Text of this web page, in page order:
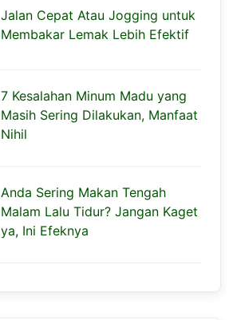
Jalan Cepat Atau Jogging untuk
Membakar Lemak Lebih Efektif
7 Kesalahan Minum Madu yang
Masih Sering Dilakukan, Manfaat
Nihil
Anda Sering Makan Tengah
Malam Lalu Tidur? Jangan Kaget
ya, Ini Efeknya